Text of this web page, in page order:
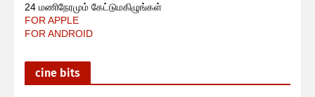
24 மணிநேரமும் கேட்டுமகிழுங்கள்
FOR APPLE
FOR ANDROID
cine bits